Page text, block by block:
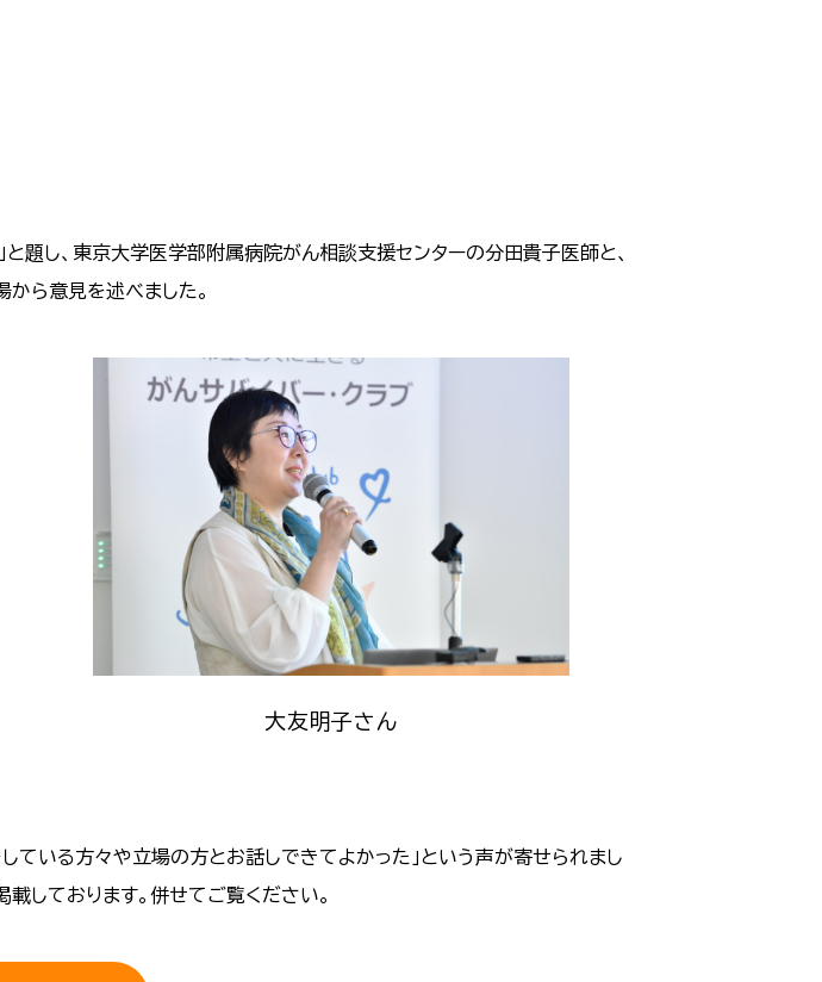
し、東京大学医学部附属病院がん相談支援センターの分田貴子医師と、
から意見を述べました。
大友明子さん
ている方々や立場の方とお話しできてよかった」という声が寄せられまし
しております。併せてご覧ください。